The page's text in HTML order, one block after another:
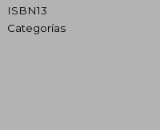
ISBN13
Categorías